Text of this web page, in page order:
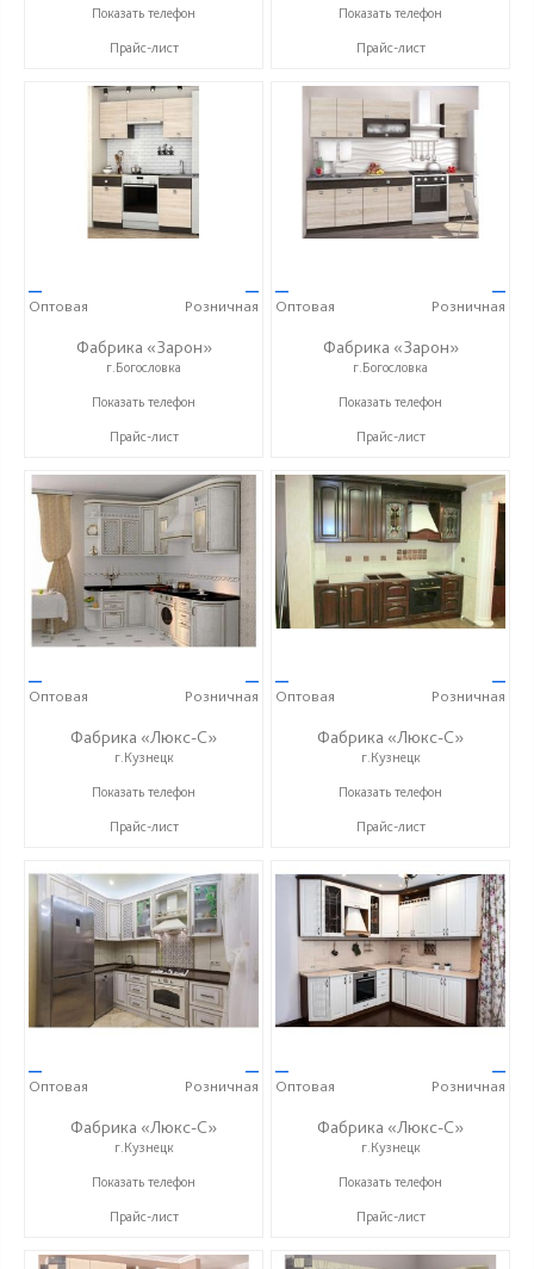
+7 (8412) 21-50-66
Показать телефон
Прайс-лист
+7 (8412) 21-50-66
Показать телефон
Прайс-лист
—
Оптовая
—
Розничная
Фабрика «Зарон»
г.Богословка
+7 (8412) 21-50-66
Показать телефон
Прайс-лист
—
Оптовая
—
Розничная
Фабрика «Зарон»
г.Богословка
+7 (8412) 21-50-66
Показать телефон
Прайс-лист
—
Оптовая
—
Розничная
Фабрика «Люкс-С»
г.Кузнецк
+ 7 (999) 748-11-11
Показать телефон
Прайс-лист
—
Оптовая
—
Розничная
Фабрика «Люкс-С»
г.Кузнецк
+ 7 (999) 748-11-11
Показать телефон
Прайс-лист
—
Оптовая
—
Розничная
Фабрика «Люкс-С»
г.Кузнецк
+ 7 (999) 748-11-11
Показать телефон
Прайс-лист
—
Оптовая
—
Розничная
Фабрика «Люкс-С»
г.Кузнецк
+ 7 (999) 748-11-11
Показать телефон
Прайс-лист